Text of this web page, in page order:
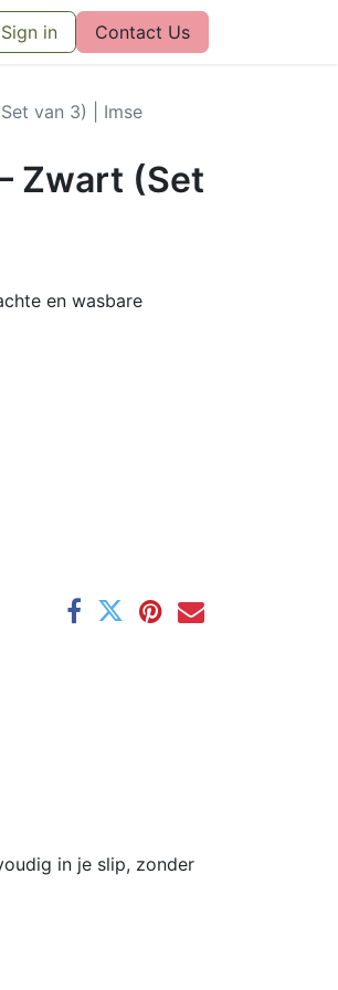
Vragen over menstruatiecups
Sign in Contact Us
van 3) | Imse
Zwart (Set
en wasbare
in je slip, zonder